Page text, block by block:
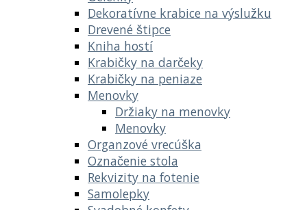
Dekoratívne krabice na výslužku
Drevené štipce
Kniha hostí
Krabičky na darčeky
Krabičky na peniaze
Menovky
Držiaky na menovky
Menovky
Organzové vrecúška
Označenie stola
Rekvizity na fotenie
Samolepky